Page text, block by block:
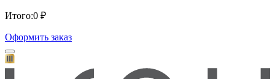
Итого:0 ₽
Оформить заказ